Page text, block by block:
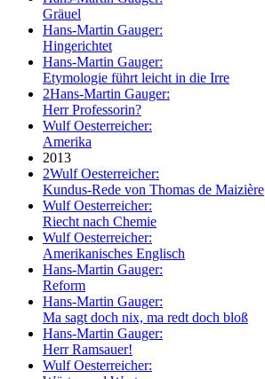
Gräuel
Hans-Martin Gauger:
Hingerichtet
Hans-Martin Gauger:
Etymologie führt leicht in die Irre
2Hans-Martin Gauger:
Herr Professorin?
Wulf Oesterreicher:
Amerika
2013
2Wulf Oesterreicher:
Kundus-Rede von Thomas de Maizière
Wulf Oesterreicher:
Riecht nach Chemie
Wulf Oesterreicher:
Amerikanisches Englisch
Hans-Martin Gauger:
Reform
Hans-Martin Gauger:
Ma sagt doch nix, ma redt doch bloß
Hans-Martin Gauger:
Herr Ramsauer!
Wulf Oesterreicher: